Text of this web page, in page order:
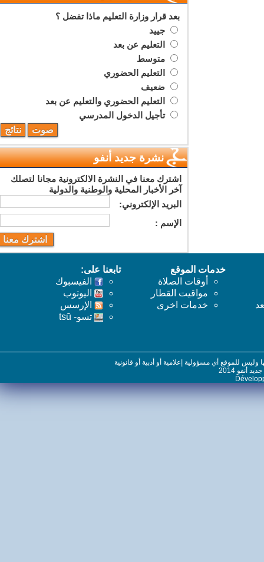
بعد قرار وزارة التعليم ماذا تفضل ؟
جييد
التعليم عن بعد
متوسط
التعليم الحضوري
ضعيف
التعليم الحضوري والتعليم عن بعد
تأجيل الدخول المدرسي
نشرة جديد أنفو
اشترك معنا في النشرة الالكترونية مجانا لتصلك
آخر الأخبار المحلية والوطنية والدولية
البريد اﻹلكتروني:
اﻹسم :
خدمات الموقع
أوقات الصلاة
مواقيت القطار
خدمات اخرى
تابعنا على:
الفيسبوك
اليوتوب
اﻹرسس
تسو- tsū
للموقع أي مسؤولية إعلامية أو أدبية أو قانونية
2014